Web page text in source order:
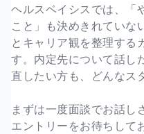
ヘルスベイシスでは、「
こと」も決めきれていな
とキャリア観を整理する
す。内定先について話し
直したい方も、どんなス
まずは一度面談でお話し
エントリーをお待ちして